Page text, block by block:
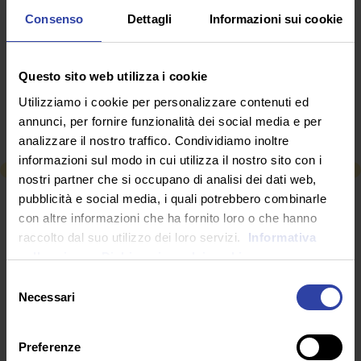
Consenso Dettagli Informazioni sui cookie
Questo sito web utilizza i cookie
Utilizziamo i cookie per personalizzare contenuti ed
annunci, per fornire funzionalità dei social media e per
analizzare il nostro traffico. Condividiamo inoltre
informazioni sul modo in cui utilizza il nostro sito con i
nostri partner che si occupano di analisi dei dati web,
pubblicità e social media, i quali potrebbero combinarle
con altre informazioni che ha fornito loro o che hanno
raccolto dal suo utilizzo dei loro servizi.
Informativa
sulla privacy. Dichiarazione dei cookie
delNecessari
Preferenze
studenti lo desiderano, sono fermi da 6 mesi, non
possiamo far finta che vada tutto bene, che la scuola
generazioni è un nostro dovere oltreché un obiettivo
troppo importante!
a cura:laprealpina.it
RICHIEDI INFORMAZIONI
SEGUICI SU